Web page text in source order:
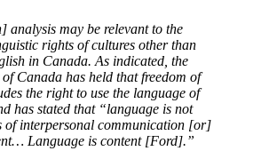
analysis may be relevant to the
rights of cultures other than
in Canada. As indicated, the
Canada has held that freedom of
the right to use the language of
has stated that “language is not
of interpersonal communication [or]
Language is content [Ford].”